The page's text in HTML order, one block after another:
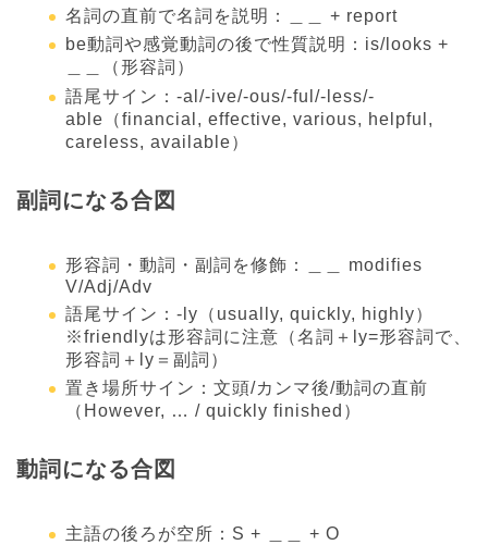
名詞の直前で名詞を説明：＿＿ + report
be動詞や感覚動詞の後で性質説明：is/looks +
＿＿（形容詞）
語尾サイン：-al/-ive/-ous/-ful/-less/-
able（financial, effective, various, helpful,
careless, available）
副詞になる合図
形容詞・動詞・副詞を修飾：＿＿ modifies
V/Adj/Adv
語尾サイン：-ly（usually, quickly, highly）
※friendlyは形容詞に注意（名詞＋ly=形容詞で、
形容詞＋ly＝副詞）
置き場所サイン：文頭/カンマ後/動詞の直前
（However, … / quickly finished）
動詞になる合図
主語の後ろが空所：S + ＿＿ + O